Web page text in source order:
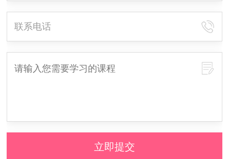
立即提交